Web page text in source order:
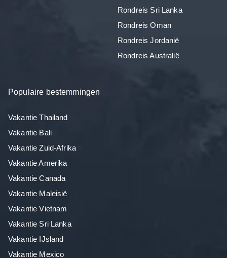
Rondreis Sri Lanka
Rondreis Oman
Rondreis Jordanië
Rondreis Australië
Populaire bestemmingen
Vakantie Thailand
Vakantie Bali
Vakantie Zuid-Afrika
Vakantie Amerika
Vakantie Canada
Vakantie Maleisië
Vakantie Vietnam
Vakantie Sri Lanka
Vakantie IJsland
Vakantie Mexico